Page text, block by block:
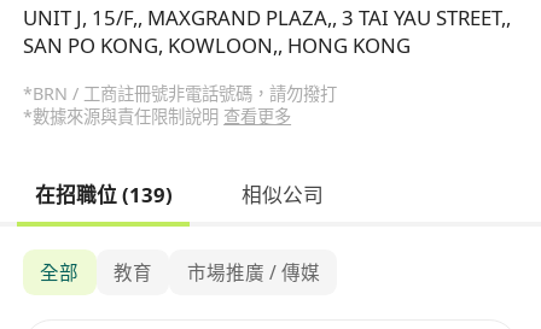
UNIT J, 15/F,, MAXGRAND PLAZA,, 3 TAI YAU STREET,,
SAN PO KONG, KOWLOON,, HONG KONG
*BRN / 工商註冊號非電話號碼，請勿撥打
*數據來源與責任限制說明 查看更多
在招職位 (139) 相似公司
全部 教育 市場推廣 / 傳媒